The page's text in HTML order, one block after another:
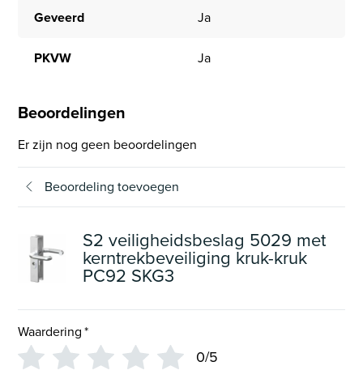
Geveerd Ja
PKVW Ja
Beoordelingen
Er zijn nog geen beoordelingen
Beoordeling toevoegen
S2 veiligheidsbeslag 5029 met
kerntrekbeveiliging kruk-kruk
PC92 SKG3
Waardering*
0/5